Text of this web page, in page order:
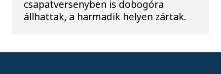
csapatversenyben is dobogóra
állhattak, a harmadik helyen zártak.